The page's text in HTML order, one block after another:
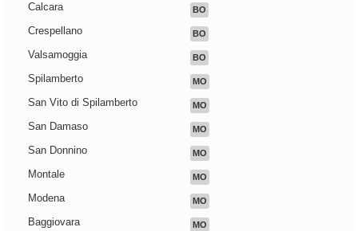
Calcara BO
Crespellano BO
Valsamoggia BO
Spilamberto MO
San Vito di Spilamberto MO
San Damaso MO
San Donnino MO
Montale MO
Modena MO
Baggiovara MO